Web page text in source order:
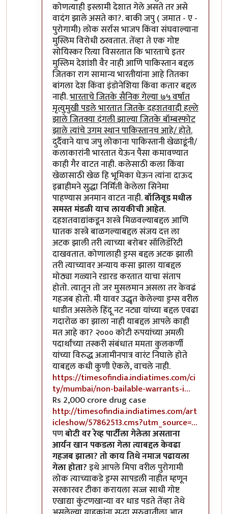
कोणत्याही इस्लामी देशात गेले असते तर असे
वादंग झाले असते का?. बाकी जपु ( जमात - ए -
पुरोगामी) लोक सर्रास भाजप किंवा संघवाल्याना
मुस्लिम विरोधी ठरवतात. तेंव्हा ते एक गोष्ट
सोयिस्कर रित्या विसरतात कि भारताचे इतर
मुस्लिम देशांशी वैर नाही आणि पाकिस्तान बद्दल
जितका राग सामान्य भारतीयांना आहे तितका
बांगला देश किंवा इंडोनेशिया किंवा कतार बद्दल
नाही.भारताचे जितके सैनिक गेल्या ७५ वर्षात
मृत्युमुखी पडले भारतात जितके दहशतवादी हल्ले
झाले जितक्या दंगली झाल्या जितके बॉम्बस्फोट
झाले त्यांचे उगम स्थान पाकिस्तानच आहे/ होते.
दुर्दैवाने याच जपु लोकाना पाकिस्तानी खेळाडूंनी/
कलाकारांनी भारतात येऊन पैसा कमावण्यात
काही गैर वाटत नाही. कलेसाठी कला किंवा
खेळासाठी खेळ हि भूमिका घेऊन त्यांना दाऊद
इब्राहीमने सुद्धा निर्मिती केलेला सिनेमा
पाहण्यास अनमान वाटत नाही.बॉलिवूड मधील
समस्त मंडळी याच लायकीची आहेत.
दहशतवाद्यांकडून शस्त्रे मिळवल्याबद्दल आणि
घातक शस्त्रे बाळगल्याबद्दल संजय दत्त ला
अटक झाली तरी त्याच्या बरोबर सॉलिडॅरिटी
दाखवतात. कोणालाही ड्रग्स बद्दल अटक झाली
तरी त्याच्यावर अन्याय कसा झाला याबद्दल
मोठ्या गळ्याने रडारड करतात याचा संताप
होतो. त्यातून तो जर मुसलमान असला तर केवढं
गहजब होतो. मी यावर उद्धृत केलेल्या ड्रग्स वरील
धाडीत असलेले हिंदू नट नट्या यांच्या बद्दल एवढा
गदारोळ का झाला नाही याबद्दल आपले काही
मत आहे का? २००० कोटी रुपयांच्या अमली
पदार्थांच्या तस्करी संबंधात ममता कुलकर्णी
यांच्या विरुद्ध अजामीनपात्र वारंट निघाले होते
याबद्दल कधी कुणी ऐकले, वाचले नाही.
https://timesofindia.indiatimes.com/ci
ty/mumbai/non-bailable-warrants-i…
Rs 2,000 crore drug case
http://timesofindia.indiatimes.com/art
icleshow/57862513.cms?utm_source=…
पणबोटी वर रेव्ह पार्टीला गेलेला असताना
आर्यन खान पकडला गेला त्याबद्दल केवढा
गहजब झाला? तो काय तिथे नमाज पढायला
गेला होता?इथे आपले मिपा वरील पुरोगामी
लोक त्याच्याकडे ड्रग्स सापडली नाहीत म्हणून
सरकारवर टीका करायला सज्ज साधी गोष्ट
एखाद्या कुंटणखान्या वर धाड पडते तेंव्हा तेथे